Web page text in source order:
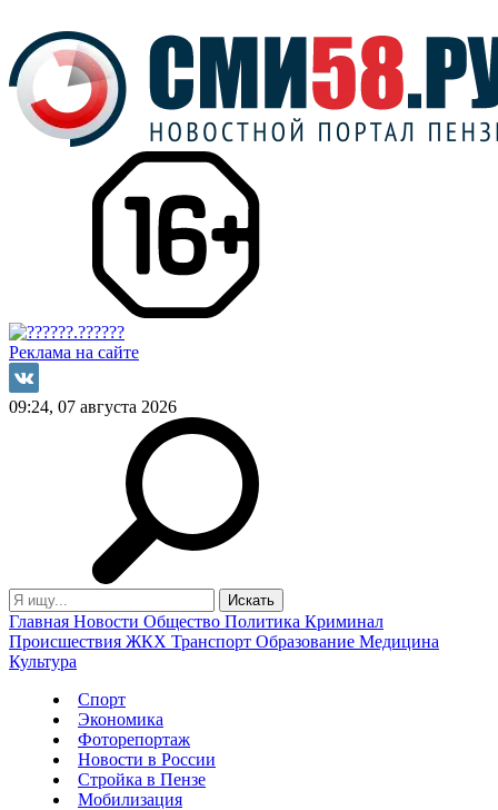
Реклама на сайте
09:24, 07 августа 2026
Главная Новости Общество Политика Криминал
Происшествия ЖКХ Транспорт Образование Медицина
Культура
Спорт
Экономика
Фоторепортаж
Новости в России
Стройка в Пензе
Мобилизация